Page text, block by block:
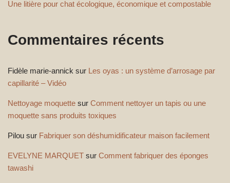
Une litière pour chat écologique, économique et compostable
Commentaires récents
Fidèle marie-annick sur Les oyas : un système d’arrosage par
capillarité – Vidéo
Nettoyage moquette sur Comment nettoyer un tapis ou une
moquette sans produits toxiques
Pilou sur Fabriquer son déshumidificateur maison facilement
EVELYNE MARQUET sur Comment fabriquer des éponges
tawashi